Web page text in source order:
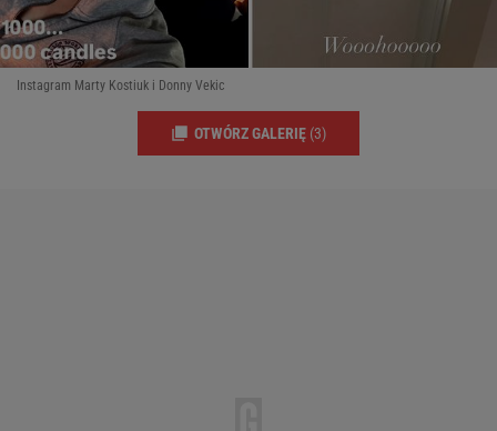
Instagram Marty Kostiuk i Donny Vekic
OTWÓRZ GALERIĘ (3)